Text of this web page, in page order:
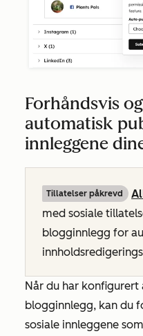
Forhåndsvis
automatisk
innleggene
Tillatelser påkrevd
med sosiale
blogginnlegg for
Når du har
blogginnlegg, kan du
sosiale innleggene